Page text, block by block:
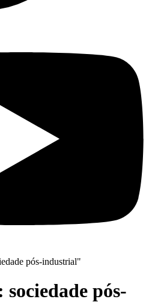
pós-industrial"
sociedade pós-